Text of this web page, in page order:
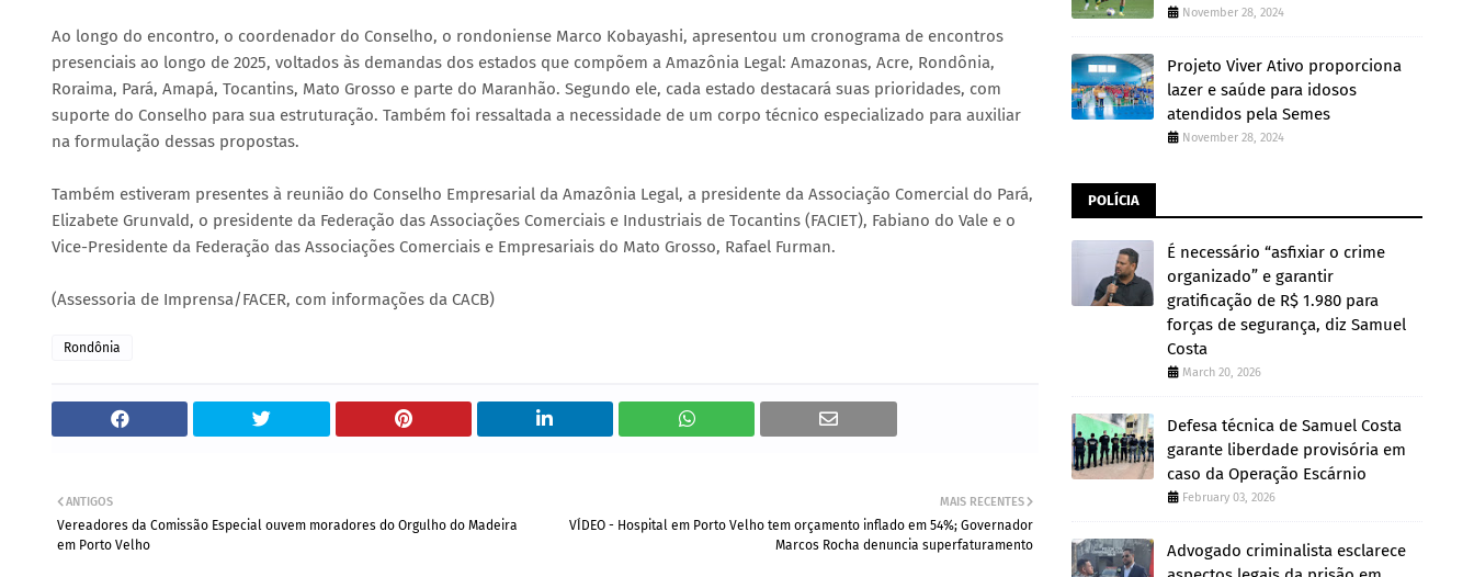
Ao longo do encontro, o coordenador do Conselho, o rondoniense Marco Kobayashi, apresentou um cronograma de encontros
presenciais ao longo de 2025, voltados às demandas dos estados que compõem a Amazônia Legal: Amazonas, Acre, Rondônia,
Roraima, Pará, Amapá, Tocantins, Mato Grosso e parte do Maranhão. Segundo ele, cada estado destacará suas prioridades, com
suporte do Conselho para sua estruturação. Também foi ressaltada a necessidade de um corpo técnico especializado para auxiliar
na formulação dessas propostas.
Também estiveram presentes à reunião do Conselho Empresarial da Amazônia Legal, a presidente da Associação Comercial do Pará,
Elizabete Grunvald, o presidente da Federação das Associações Comerciais e Industriais de Tocantins (FACIET), Fabiano do Vale e o
Vice-Presidente da Federação das Associações Comerciais e Empresariais do Mato Grosso, Rafael Furman.
(Assessoria de Imprensa/FACER, com informações da CACB)
Rondônia
MAIS RECENTES
VÍDEO - Hospital em Porto Velho tem orçamento inflado em 54%; Governador
Marcos Rocha denuncia superfaturamento
ANTIGOS
Vereadores da Comissão Especial ouvem moradores do Orgulho do Madeira
em Porto Velho
November 28, 2024
Projeto Viver Ativo proporciona
lazer e saúde para idosos
atendidos pela Semes
November 28, 2024
POLÍCIA
É necessário “asfixiar o crime
organizado” e garantir
gratificação de R$ 1.980 para
forças de segurança, diz Samuel
Costa
March 20, 2026
Defesa técnica de Samuel Costa
garante liberdade provisória em
caso da Operação Escárnio
February 03, 2026
Advogado criminalista esclarece